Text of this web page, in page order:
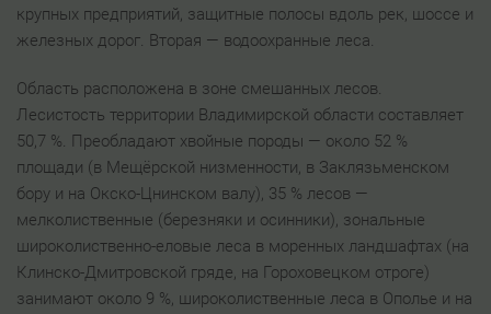
крупных предприятий, защитные полосы вдоль рек, шоссе и
железных дорог. Вторая — водоохранные леса.
Область расположена в зоне смешанных лесов.
Лесистость территории Владимирской области составляет
50,7 %. Преобладают хвойные породы — около 52 %
площади (в Мещёрской низменности, в Заклязьменском
бору и на Окско-Цнинском валу), 35 % лесов —
мелколиственные (березняки и осинники), зональные
широколиственно-еловые леса в моренных ландшафтах (на
Клинско-Дмитровской гряде, на Гороховецком отроге)
занимают около 9 %, широколиственные леса в Ополье и на